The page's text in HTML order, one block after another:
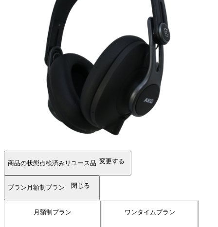
商品の状態点検済みリユース品 変更する
プラン 月額制プラン 閉じる
月額制プラン ワンタイムプラン